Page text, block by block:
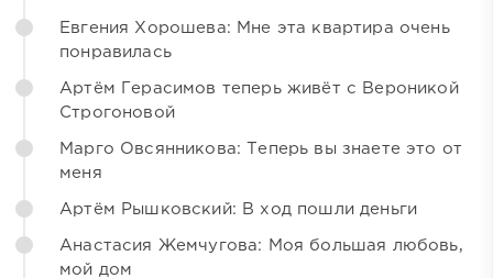
Евгения Хорошева: Мне эта квартира очень
понравилась
Артём Герасимов теперь живёт с Вероникой
Строгоновой
Марго Овсянникова: Теперь вы знаете это от
меня
Артём Рышковский: В ход пошли деньги
Анастасия Жемчугова: Моя большая любовь,
мой дом